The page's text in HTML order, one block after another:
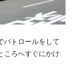
パトロールをして
ころへすぐにかけ